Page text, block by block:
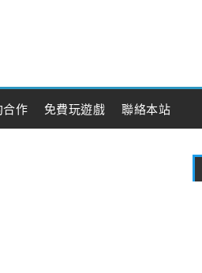
合作 免費玩遊戲 聯絡本站